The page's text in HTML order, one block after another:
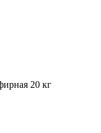
20 кг